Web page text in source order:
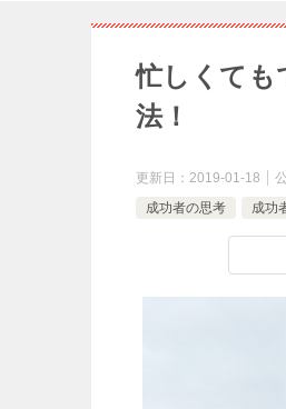
忙しくても
法！
更新日： 2019-01-18
成功者の思考
成功